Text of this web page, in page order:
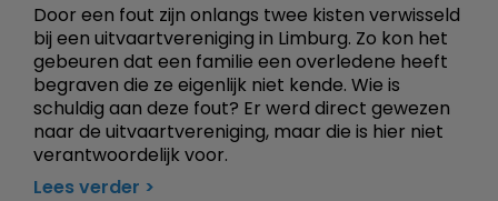
Door een fout zijn onlangs twee kisten verwisseld
bij een uitvaartvereniging in Limburg. Zo kon het
gebeuren dat een familie een overledene heeft
begraven die ze eigenlijk niet kende. Wie is
schuldig aan deze fout? Er werd direct gewezen
naar de uitvaartvereniging, maar die is hier niet
verantwoordelijk voor.
Lees verder